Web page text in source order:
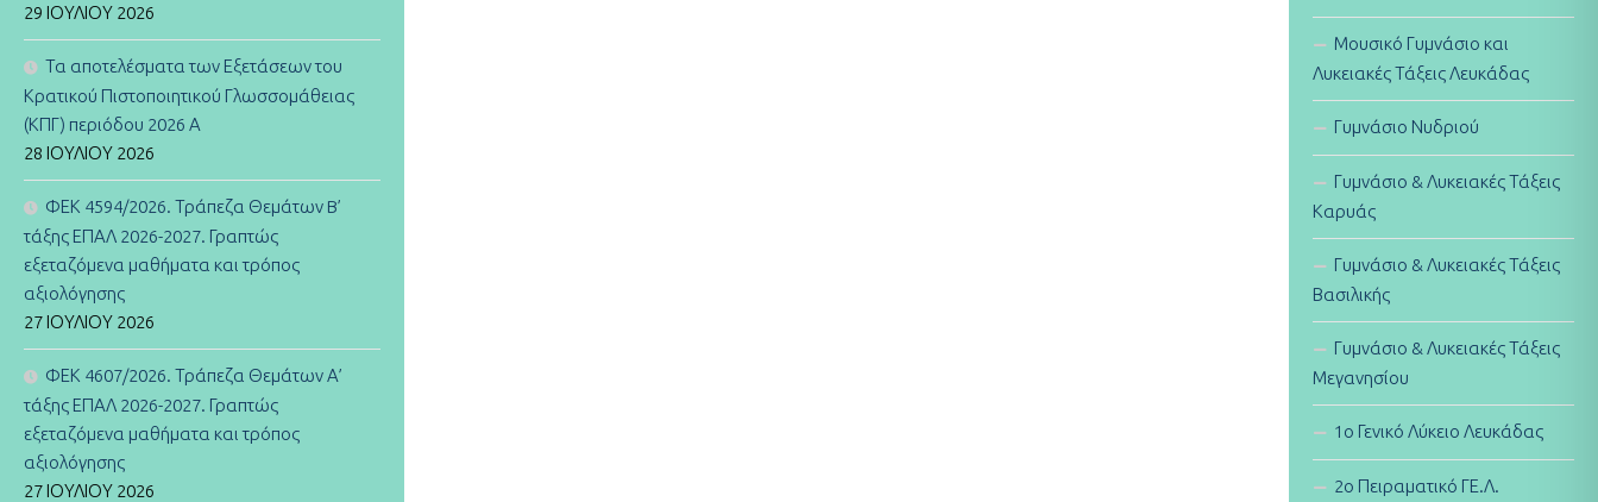
29 ΙΟΥΛΊΟΥ 2026
Τα αποτελέσματα των Εξετάσεων του
Κρατικού Πιστοποιητικού Γλωσσομάθειας
(ΚΠΓ) περιόδου 2026 Α
28 ΙΟΥΛΊΟΥ 2026
ΦΕΚ 4594/2026. Τράπεζα Θεμάτων B’
τάξης ΕΠΑΛ 2026-2027. Γραπτώς
εξεταζόμενα μαθήματα και τρόπος
αξιολόγησης
27 ΙΟΥΛΊΟΥ 2026
ΦΕΚ 4607/2026. Τράπεζα Θεμάτων Α’
τάξης ΕΠΑΛ 2026-2027. Γραπτώς
εξεταζόμενα μαθήματα και τρόπος
αξιολόγησης
27 ΙΟΥΛΊΟΥ 2026
Μουσικό Γυμνάσιο και
Λυκειακές Τάξεις Λευκάδας
Γυμνάσιο Νυδριού
Γυμνάσιο & Λυκειακές Τάξεις
Καρυάς
Γυμνάσιο & Λυκειακές Τάξεις
Βασιλικής
Γυμνάσιο & Λυκειακές Τάξεις
Μεγανησίου
1ο Γενικό Λύκειο Λευκάδας
2ο Πειραματικό ΓΕ.Λ.